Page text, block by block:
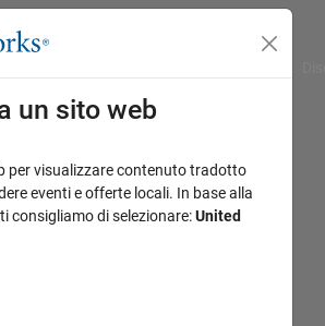
un sito web
per visualizzare contenuto tradotto
eventi e offerte locali. In base alla
consigliamo di selezionare:United